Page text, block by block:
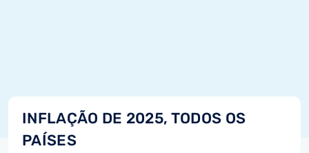
INFLAÇÃO DE 2025, TODOS OS
PAÍSES